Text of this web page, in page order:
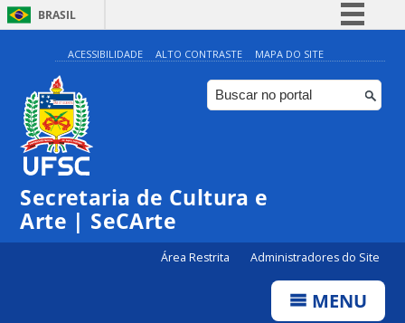
BRASIL
Simplifique!
Comunica BR
Participe
ACESSIBILIDADE ALTO CONTRASTE MAPA DO SITE
Secretaria de Cultura e
Arte | SeCArte
Área Restrita Administradores do Site
MENU
0:00
1:00